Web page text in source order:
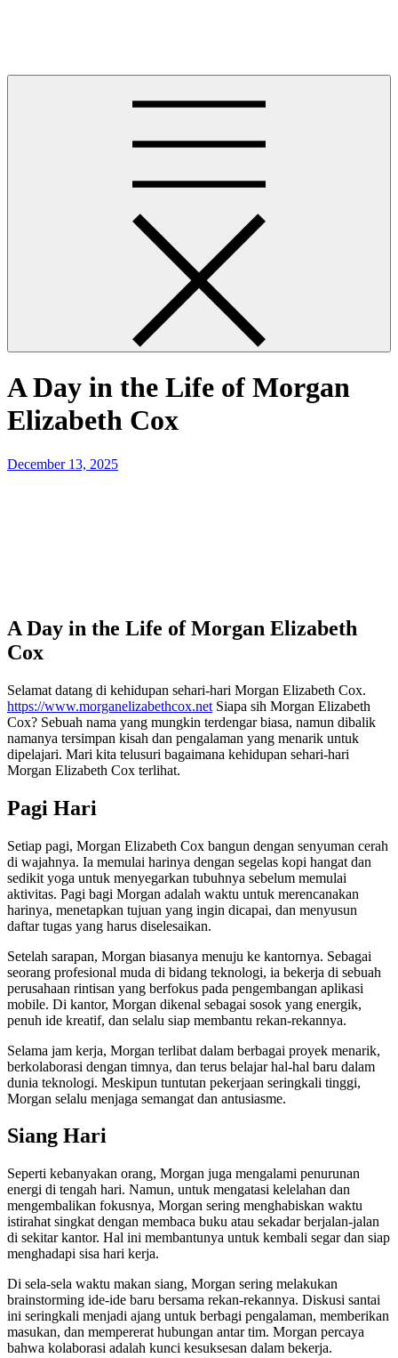
A Day in the Life of Morgan
Elizabeth Cox
Posted
December 13, 2025
A Day in the Life of Morgan Elizabeth
Cox
Selamat datang di kehidupan sehari-hari Morgan Elizabeth Cox.
https://www.morganelizabethcox.net Siapa sih Morgan Elizabeth
Cox? Sebuah nama yang mungkin terdengar biasa, namun dibalik
namanya tersimpan kisah dan pengalaman yang menarik untuk
dipelajari. Mari kita telusuri bagaimana kehidupan sehari-hari
Morgan Elizabeth Cox terlihat.
Pagi Hari
Setiap pagi, Morgan Elizabeth Cox bangun dengan senyuman cerah
di wajahnya. Ia memulai harinya dengan segelas kopi hangat dan
sedikit yoga untuk menyegarkan tubuhnya sebelum memulai
aktivitas. Pagi bagi Morgan adalah waktu untuk merencanakan
harinya, menetapkan tujuan yang ingin dicapai, dan menyusun
daftar tugas yang harus diselesaikan.
Setelah sarapan, Morgan biasanya menuju ke kantornya. Sebagai
seorang profesional muda di bidang teknologi, ia bekerja di sebuah
perusahaan rintisan yang berfokus pada pengembangan aplikasi
mobile. Di kantor, Morgan dikenal sebagai sosok yang energik,
penuh ide kreatif, dan selalu siap membantu rekan-rekannya.
Selama jam kerja, Morgan terlibat dalam berbagai proyek menarik,
berkolaborasi dengan timnya, dan terus belajar hal-hal baru dalam
dunia teknologi. Meskipun tuntutan pekerjaan seringkali tinggi,
Morgan selalu menjaga semangat dan antusiasme.
Siang Hari
Seperti kebanyakan orang, Morgan juga mengalami penurunan
energi di tengah hari. Namun, untuk mengatasi kelelahan dan
mengembalikan fokusnya, Morgan sering menghabiskan waktu
istirahat singkat dengan membaca buku atau sekadar berjalan-jalan
di sekitar kantor. Hal ini membantunya untuk kembali segar dan siap
menghadapi sisa hari kerja.
Di sela-sela waktu makan siang, Morgan sering melakukan
brainstorming ide-ide baru bersama rekan-rekannya. Diskusi santai
ini seringkali menjadi ajang untuk berbagi pengalaman, memberikan
masukan, dan mempererat hubungan antar tim. Morgan percaya
bahwa kolaborasi adalah kunci kesuksesan dalam bekerja.